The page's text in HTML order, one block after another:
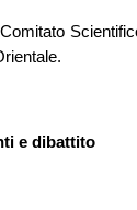
e dibattito